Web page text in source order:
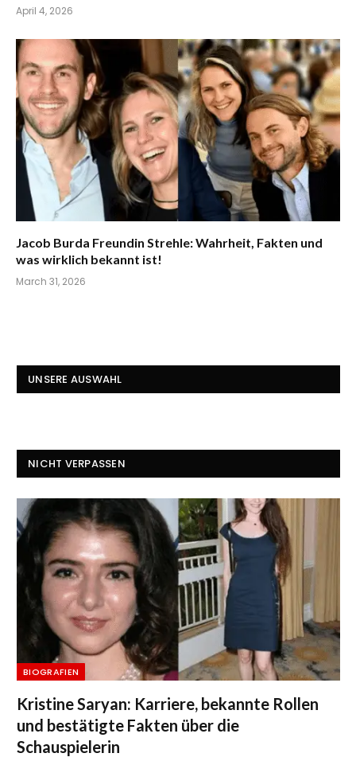
April 4, 2026
Jacob Burda Freundin Strehle: Wahrheit, Fakten und
was wirklich bekannt ist!
March 31, 2026
UNSERE AUSWAHL
NICHT VERPASSEN
BIOGRAFIEN
Kristine Saryan: Karriere, bekannte Rollen
und bestätigte Fakten über die
Schauspielerin